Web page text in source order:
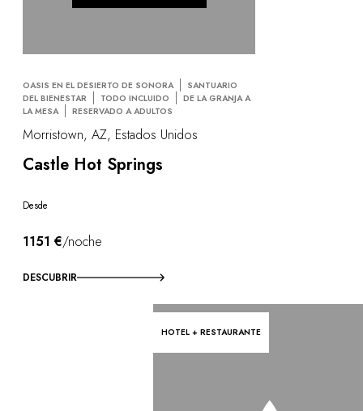
OASIS EN EL DESIERTO DE SONORA
SANTUARIO
DEL BIENESTAR
TODO INCLUIDO
DE LA GRANJA A
LA MESA
RESERVADO A ADULTOS
Morristown, AZ, Estados Unidos
Castle Hot Springs
Desde
1151 €/noche
DESCUBRIR
HOTEL + RESTAURANTE